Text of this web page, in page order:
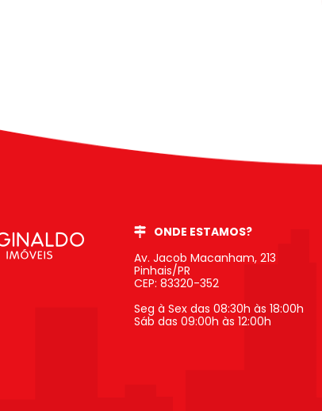
ONDE ESTAMOS?
Av. Jacob Macanham, 213
Pinhais/PR
CEP: 83320-352
Seg à Sex das 08:30h às 18:00h
Sáb das 09:00h às 12:00h